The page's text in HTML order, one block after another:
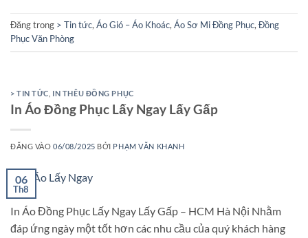
Đăng trong > Tin tức,Áo Gió – Áo Khoác,Áo Sơ Mi Đồng Phục,Đồng
Phục Văn Phòng
> TIN TỨC IN THÊU ĐỒNG PHỤC
In Áo Đồng Phục Lấy Ngay Lấy Gấp
ĐĂNG VÀO06/08/2025 BỞI PHẠM VĂN KHANH
06
Th8
In Áo Đồng Phục Lấy Ngay Lấy Gấp – HCM Hà Nội Nhằm
đáp ứng ngày một tốt hơn các nhu cầu của quý khách hàng